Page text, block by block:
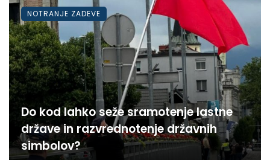
Do kod lahko seže sramotenje lastne
države in razvrednotenje državnih
simbolov?
NOTRANJE ZADEVE